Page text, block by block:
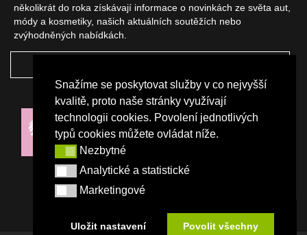
Snažíme se poskytovat služby v co nejvyšší
kvalitě, proto naše stránky využívají
technologii cookies. Povolení jednotlivých
typů cookies můžete ovládat níže.
NezbytnéNezbytné
Analytické a statistické
Analytické a statistické
Marketingové
Marketingové
Uložit nastavení Povolit všechny
několikrát do roka získávají informace o novinkách ze světa aut,
módy a kosmetiky, našich aktuálních soutěžích nebo
zvýhodněných nabídkách.
NAŠI PARTNEŘI